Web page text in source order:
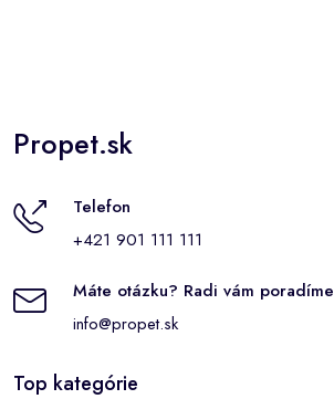
Propet.sk
Telefon
+421 901 111 111
Máte otázku? Radi vám poradíme
info@propet.sk
Top kategórie